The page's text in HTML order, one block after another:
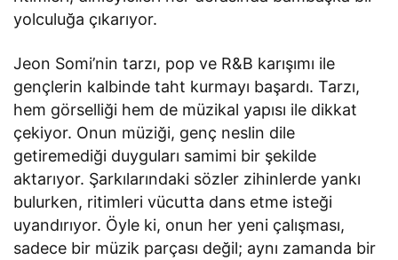
yolculuğa çıkarıyor.
Jeon Somi’nin tarzı, pop ve R&B karışımı ile
gençlerin kalbinde taht kurmayı başardı. Tarzı,
hem görselliği hem de müzikal yapısı ile dikkat
çekiyor. Onun müziği, genç neslin dile
getiremediği duyguları samimi bir şekilde
aktarıyor. Şarkılarındaki sözler zihinlerde yankı
bulurken, ritimleri vücutta dans etme isteği
uyandırıyor. Öyle ki, onun her yeni çalışması,
sadece bir müzik parçası değil; aynı zamanda bir